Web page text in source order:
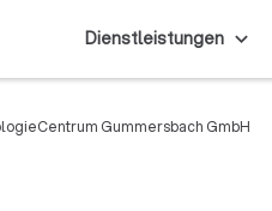
Dienstleistungen
Gummersbach GmbH